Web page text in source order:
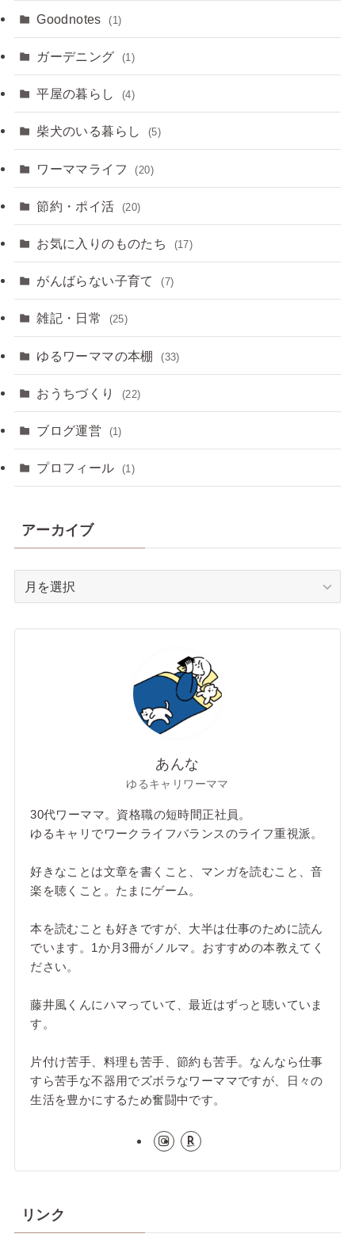
Goodnotes (1)
ガーデニング (1)
平屋の暮らし (4)
柴犬のいる暮らし (5)
ワーママライフ (20)
節約・ポイ活 (20)
お気に入りのものたち (17)
がんばらない子育て (7)
雑記・日常 (25)
ゆるワーママの本棚 (33)
おうちづくり (22)
ブログ運営 (1)
プロフィール (1)
アーカイブ
あんな
ゆるキャリワーママ
30代ワーママ。資格職の短時間正社員。
ゆるキャリでワークライフバランスのライフ重視派。
好きなことは文章を書くこと、マンガを読むこと、音
楽を聴くこと。たまにゲーム。
本を読むことも好きですが、大半は仕事のために読ん
でいます。1か月3冊がノルマ。おすすめの本教えてく
ださい。
藤井風くんにハマっていて、最近はずっと聴いていま
す。
片付け苦手、料理も苦手、節約も苦手。なんなら仕事
すら苦手な不器用でズボラなワーママですが、日々の
生活を豊かにするため奮闘中です。
リンク